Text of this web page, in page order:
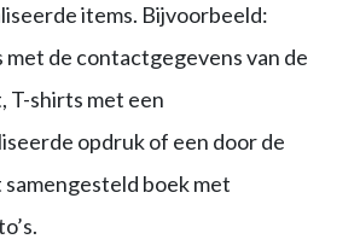
items. Bijvoorbeeld:
met de contactgegevens van de
T-shirts met een
opdruk of een door de
boek met